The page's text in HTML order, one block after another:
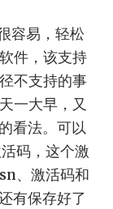
容易，轻松
件，该支持
不支持的事
一大早，又
看法。可以
码，这个激
、激活码和
有保存好了